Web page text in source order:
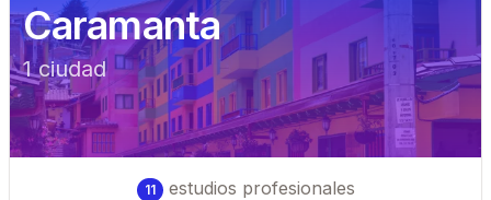
Caramanta
1ciudad
11 estudios profesionales